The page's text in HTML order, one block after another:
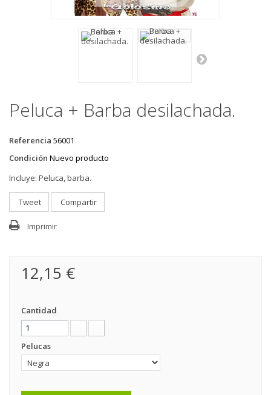
Peluca + Barba desilachada.
Referencia 56001
Condición Nuevo producto
Incluye: Peluca, barba.
Tweet Compartir
Imprimir
12,15 €
Cantidad
Pelucas